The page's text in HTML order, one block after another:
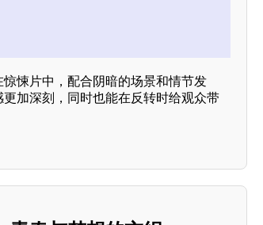
悚片中，配合阴暗的场景和情节发
加深刻，同时也能在反转时给观众带